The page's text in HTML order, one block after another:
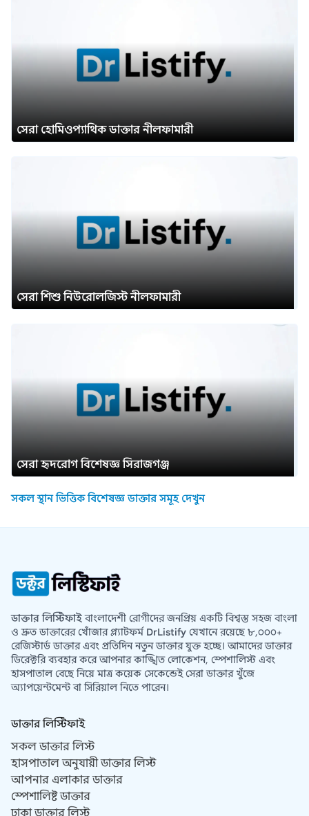
সেরা হোমিওপ্যাথিক ডাক্তার নীলফামারী
সেরা শিশু নিউরোলজিস্ট নীলফামারী
সেরা হৃদরোগ বিশেষজ্ঞ সিরাজগঞ্জ
সকল স্থান ভিত্তিক বিশেষজ্ঞ ডাক্তার সমূহ দেখুন
ডাক্তার লিস্টিফাইবাংলাদেশী রোগীদের জনপ্রিয় একটি বিশ্বস্ত সহজ বাংলা
ও দ্রুত ডাক্তারের খোঁজার প্ল্যাটফর্ম DrListify যেখানে রয়েছে ৮,০০০+
রেজিস্টার্ড ডাক্তার এবং প্রতিদিন নতুন ডাক্তার যুক্ত হচ্ছে। আমাদের ডাক্তার
ডিরেক্টরি ব্যবহার করে আপনার কাঙ্খিত লোকেশন, স্পেশালিস্ট এবং
হাসপাতাল বেছে নিয়ে মাত্র কয়েক সেকেন্ডেই সেরা ডাক্তার খুঁজে
অ্যাপয়েন্টমেন্ট বা সিরিয়াল নিতে পারেন।
ডাক্তার লিস্টিফাই
সকল ডাক্তার লিস্ট
হাসপাতাল অনুযায়ী ডাক্তার লিস্ট
আপনার এলাকার ডাক্তার
স্পেশালিষ্ট ডাক্তার
ঢাকা ডাক্তার লিস্ট